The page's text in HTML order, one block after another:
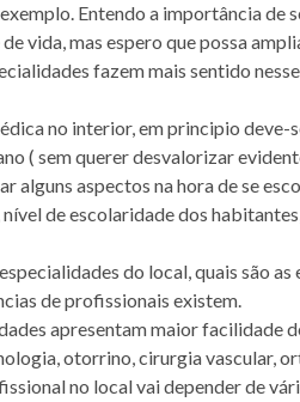
Entendo a importância de
vida, mas espero que possa
fazem mais sentido
no interior, em principio
( sem querer desvalorizar
alguns aspectos na hora de se
de escolaridade dos
do local, quais são
de profissionais existem.
apresentam maior facilidade
otorrino, cirurgia vascular,
no local vai depender de